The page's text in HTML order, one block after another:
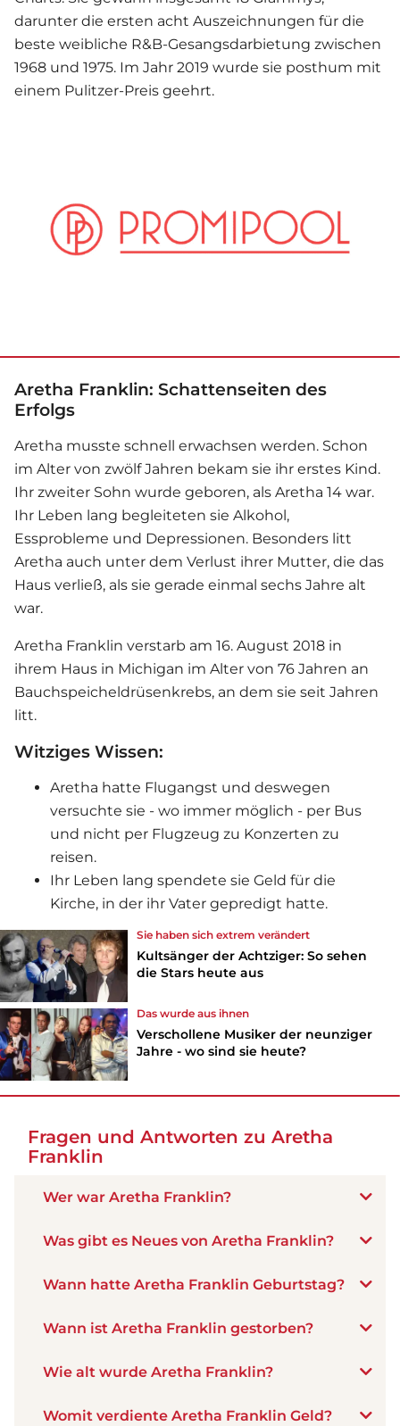
darunter die ersten acht Auszeichnungen für die
beste weibliche R&B-Gesangsdarbietung zwischen
1968 und 1975. Im Jahr 2019 wurde sie posthum mit
einem Pulitzer-Preis geehrt.
Aretha Franklin: Schattenseiten des
Erfolgs
Aretha musste schnell erwachsen werden. Schon
im Alter von zwölf Jahren bekam sie ihr erstes Kind.
Ihr zweiter Sohn wurde geboren, als Aretha 14 war.
Ihr Leben lang begleiteten sie Alkohol,
Essprobleme und Depressionen. Besonders litt
Aretha auch unter dem Verlust ihrer Mutter, die das
Haus verließ, als sie gerade einmal sechs Jahre alt
war.
Aretha Franklin verstarb am 16. August 2018 in
ihrem Haus in Michigan im Alter von 76 Jahren an
Bauchspeicheldrüsenkrebs, an dem sie seit Jahren
litt.
Witziges Wissen:
Aretha hatte Flugangst und deswegen
versuchte sie - wo immer möglich - per Bus
und nicht per Flugzeug zu Konzerten zu
reisen.
Ihr Leben lang spendete sie Geld für die
Kirche, in der ihr Vater gepredigt hatte.
Sie haben sich extrem verändert
Kultsänger der Achtziger: So sehen
die Stars heute aus
Das wurde aus ihnen
Verschollene Musiker der neunziger
Jahre - wo sind sie heute?
Fragen und Antworten zu Aretha
Franklin
Wer war Aretha Franklin?
Was gibt es Neues von Aretha Franklin?
Wann hatte Aretha Franklin Geburtstag?
Wann ist Aretha Franklin gestorben?
Wie alt wurde Aretha Franklin?
Womit verdiente Aretha Franklin Geld?